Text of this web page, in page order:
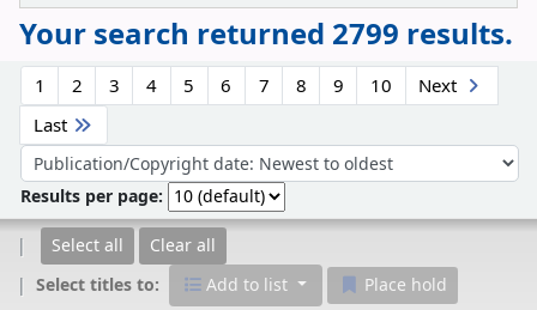
Your search returned 2799 results.
1 2 3 4 5 6 7 8 9 10
Next
Last
Sort by:
Results per page:
Select all
Clear all
Select titles to:
Add to list Place hold